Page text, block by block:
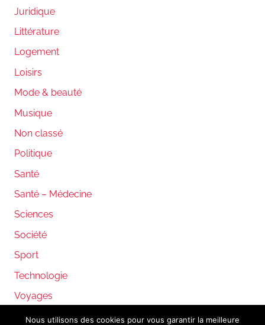
Juridique
Littérature
Logement
Loisirs
Mode & beauté
Musique
Non classé
Politique
Santé
Santé – Médecine
Sciences
Société
Sport
Technologie
Voyages
Nous utilisons des cookies pour vous garantir la meilleure